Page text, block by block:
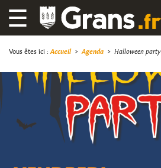
☰
Vous êtes ici : Accueil> Agenda > Halloween party